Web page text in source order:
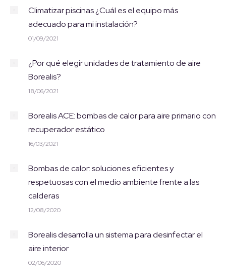
Climatizar piscinas ¿Cuál es el equipo más
adecuado para mi instalación?
01/09/2021
¿Por qué elegir unidades de tratamiento de aire
Borealis?
18/06/2021
Borealis ACE: bombas de calor para aire primario con
recuperador estático
16/03/2021
Bombas de calor: soluciones eficientes y
respetuosas con el medio ambiente frente a las
calderas
12/08/2020
Borealis desarrolla un sistema para desinfectar el
aire interior
02/06/2020